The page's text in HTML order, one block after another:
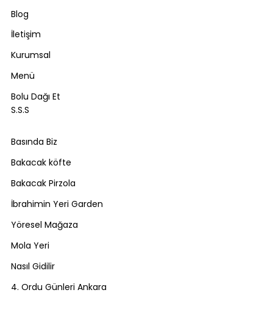
Blog
İletişim
Kurumsal
Menü
Bolu Dağı Et
S.S.S
Basında Biz
Bakacak köfte
Bakacak Pirzola
İbrahimin Yeri Garden
Yöresel Mağaza
Mola Yeri
Nasıl Gidilir
4. Ordu Günleri Ankara